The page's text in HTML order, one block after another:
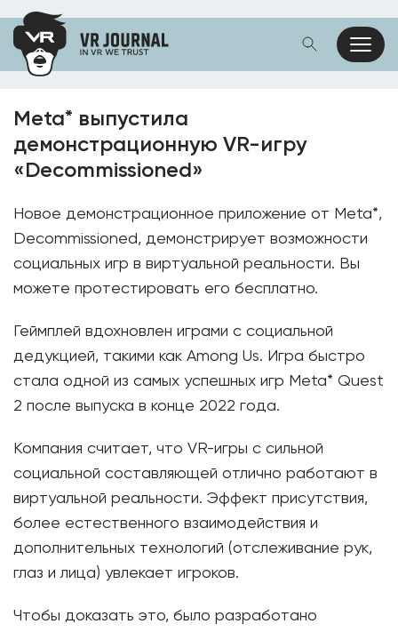
Meta* выпустила
демонстрационную VR-игру
«Decommissioned»
Новое демонстрационное приложение от Meta*,
Decommissioned, демонстрирует возможности
социальных игр в виртуальной реальности. Вы
можете протестировать его бесплатно.
Геймплей вдохновлен играми с социальной
дедукцией, такими как Among Us. Игра быстро
стала одной из самых успешных игр Meta* Quest
2 после выпуска в конце 2022 года.
Компания считает, что VR-игры с сильной
социальной составляющей отлично работают в
виртуальной реальности. Эффект присутствия,
более естественного взаимодействия и
дополнительных технологий (отслеживание рук,
глаз и лица) увлекает игроков.
Чтобы доказать это, было разработано